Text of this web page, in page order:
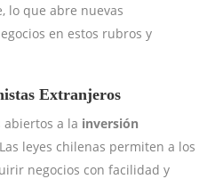
lo que abre nuevas
en estos rubros y
Extranjeros
abiertos a la inversión
leyes chilenas permiten a los
negocios con facilidad y